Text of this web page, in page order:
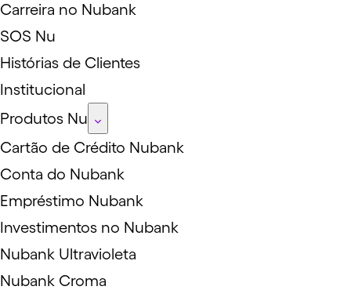
Carreira no Nubank
SOS Nu
Histórias de Clientes
Institucional
Produtos Nu
Cartão de Crédito Nubank
Conta do Nubank
Empréstimo Nubank
Investimentos no Nubank
Nubank Ultravioleta
Nubank Croma